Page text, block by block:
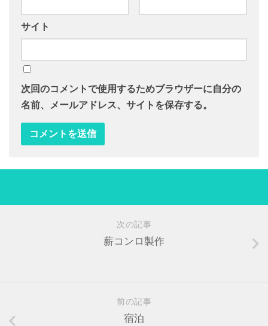
サイト
次回のコメントで使用するためブラウザーに自分の
名前、メールアドレス、サイトを保存する。
次の記事
薪コンロ製作
前の記事
宿泊